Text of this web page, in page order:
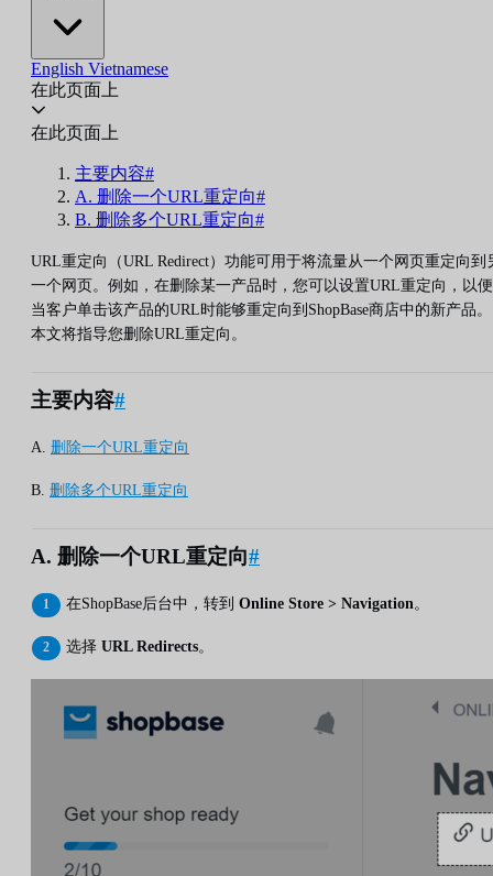
English Vietnamese
在此页面上
在此页面上
主要内容#
A. 删除一个URL重定向#
B. 删除多个URL重定向#
URL重定向（URL Redirect）功能可用于将流量从一个网页重定向到
一个网页。例如，在删除某一产品时，您可以设置URL重定向，以便
当客户单击该产品的URL时能够重定向到ShopBase商店中的新产品。
本文将指导您删除URL重定向。
主要内容#
A. 删除一个URL重定向
B. 删除多个URL重定向
A. 删除一个URL重定向#
在ShopBase后台中，转到 Online Store > Navigation 。
选择 URL Redirects。